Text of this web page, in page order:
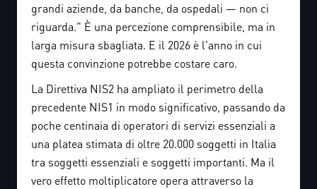
grandi aziende, da banche, da ospedali — non ci
riguarda." È una percezione comprensibile, ma in
larga misura sbagliata. E il 2026 è l'anno in cui
questa convinzione potrebbe costare caro.
La Direttiva NIS2 ha ampliato il perimetro della
precedente NIS1 in modo significativo, passando da
poche centinaia di operatori di servizi essenziali a
una platea stimata di oltre 20.000 soggetti in Italia
tra soggetti essenziali e soggetti importanti. Ma il
vero effetto moltiplicatore opera attraverso la